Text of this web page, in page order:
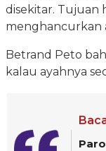
disekitar. Tujuan
menghancurkan
Betrand Peto
kalau ayahnya